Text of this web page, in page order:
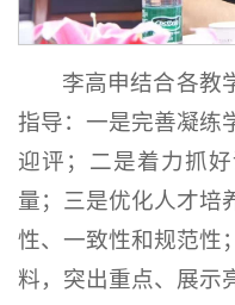
李高申结合各教
指导：一是完善凝练
迎评；二是着力抓
量；三是优化人才培
性、一致性和规范性
料，突出重点、展示